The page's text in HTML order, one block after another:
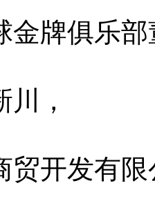
牌俱乐部
，
开发有限